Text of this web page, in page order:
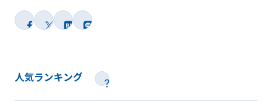
人気ランキング